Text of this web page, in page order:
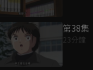
第38集
23分鐘